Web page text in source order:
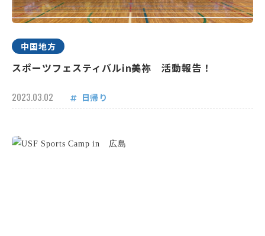
中国地方
スポーツフェスティバルin美祢 活動報告！
2023.03.02 日帰り